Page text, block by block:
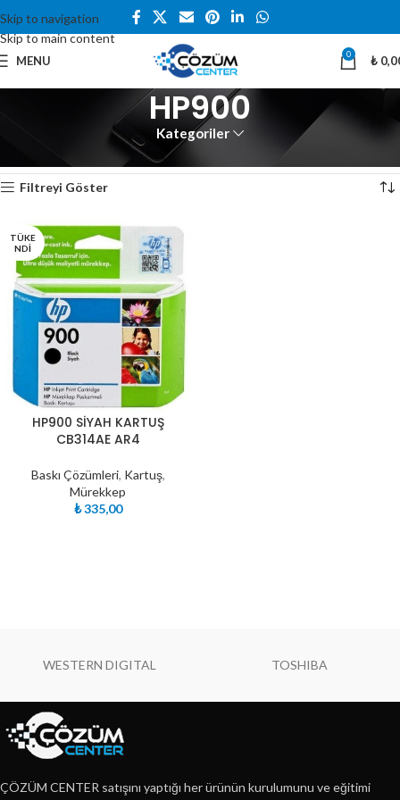
Skip to navigation
Skip to main content
MENU 0 ₺
HP900
Kategoriler
Ürünler “HP900” olarak etiketlendi Tek bir sonuç gösteriliyor
Filtreyi Göster
TÜKE
NDI
HP900 SİYAH KARTUŞ
CB314AE AR4
Baskı Çözümleri, Kartuş,
Mürekkep
₺335,00
WESTERN DIGITAL TOSHIBA
ÇÖZÜM CENTER satışını yaptığı her ürünün kurulumunu ve eğitimi